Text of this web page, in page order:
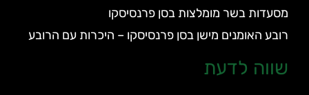
מסעדות בשר מומלצות בסן פרנסיסקו
רובע האומנים מישן בסן פרנסיסקו – היכרות עם הרובע
שווה לדעת